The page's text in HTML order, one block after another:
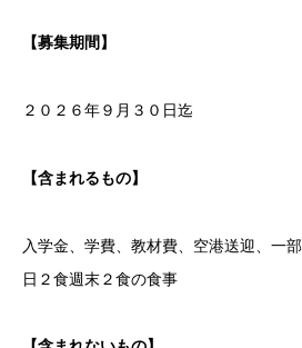
【募集期間】
２０２６年９月３０日迄
【含まれるもの】
入学金、学費、教材費、空港送迎、一
日２食週末２食の食事